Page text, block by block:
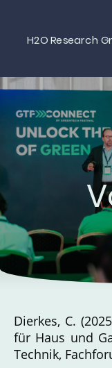
H2O Research
Dierkes, C.
für Haus und
Technik,